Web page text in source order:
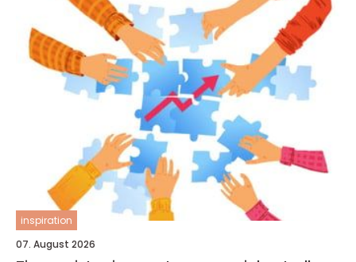
inspiration
07. August 2026